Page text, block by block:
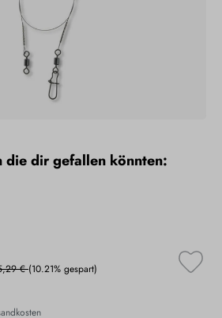
die dir gefallen könnten:
€(10.21% gespart)